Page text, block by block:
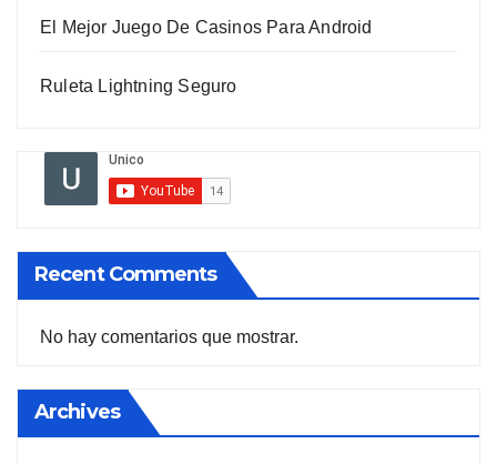
El Mejor Juego De Casinos Para Android
Ruleta Lightning Seguro
Recent Comments
No hay comentarios que mostrar.
Archives